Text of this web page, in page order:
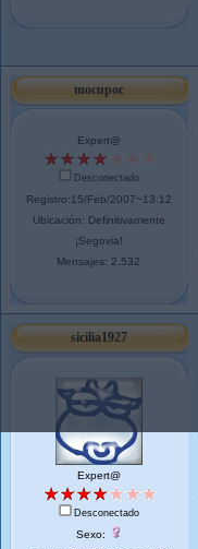
mocupoc
Expert@
Desconectado
Registro:15/Feb/2007~13:12
Ubicación: Definitivamente
¡Segovia!
Mensajes: 2.532
sicilia1927
Expert@
Desconectado
Sexo: